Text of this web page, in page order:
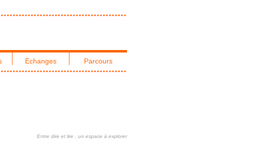
Echanges Parcours
Entre dire et lire , un espace à explorer